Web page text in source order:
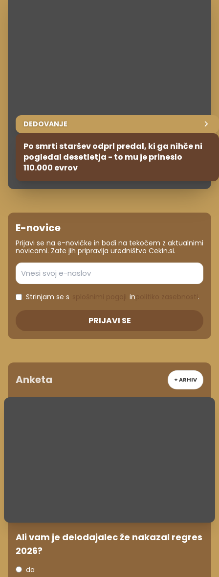
DEDOVANJE
Po smrti staršev odprl predal, ki ga nihče ni
pogledal desetletja - to mu je prineslo
110.000 evrov
E-novice
Prijavi se na e-novičke in bodi na tekočem z aktualnimi
novicami. Zate jih pripravlja uredništvo Cekin.si.
Strinjam se s in .
PRIJAVI SE
Anketa + ARHIV
Ali vam je delodajalec že nakazal regres
2026?
da